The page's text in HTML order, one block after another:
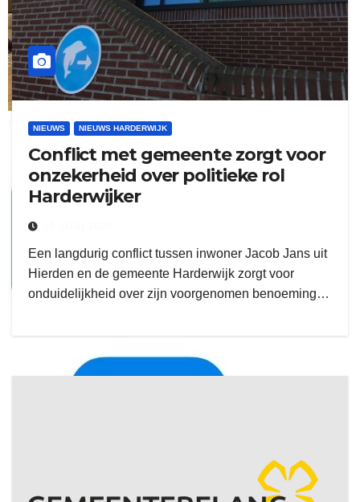
delangekortland
ruitengaparket
NIEUWS NIEUWS HARDERWIJK
Conflict met gemeente zorgt voor
onzekerheid over politieke rol
Harderwijker
Een langdurig conflict tussen inwoner Jacob Jans uit
Hierden en de gemeente Harderwijk zorgt voor
onduidelijkheid over zijn voorgenomen benoeming…